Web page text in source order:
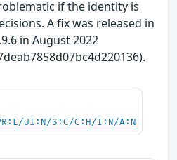
if the identity is
A fix was released in
in August 2022
UI:N/S:C/C:H/I:N/A:N